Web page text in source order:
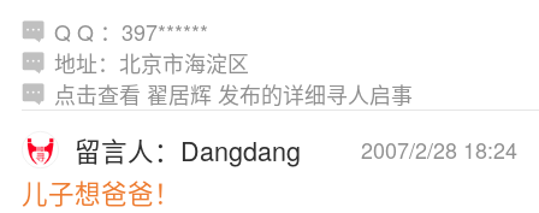
Q Q ：397******
地址：北京市海淀区
点击查看 翟居辉 发布的详细寻人启事
2007/2/28 18:24
留言人：Dangdang
儿子想爸爸！